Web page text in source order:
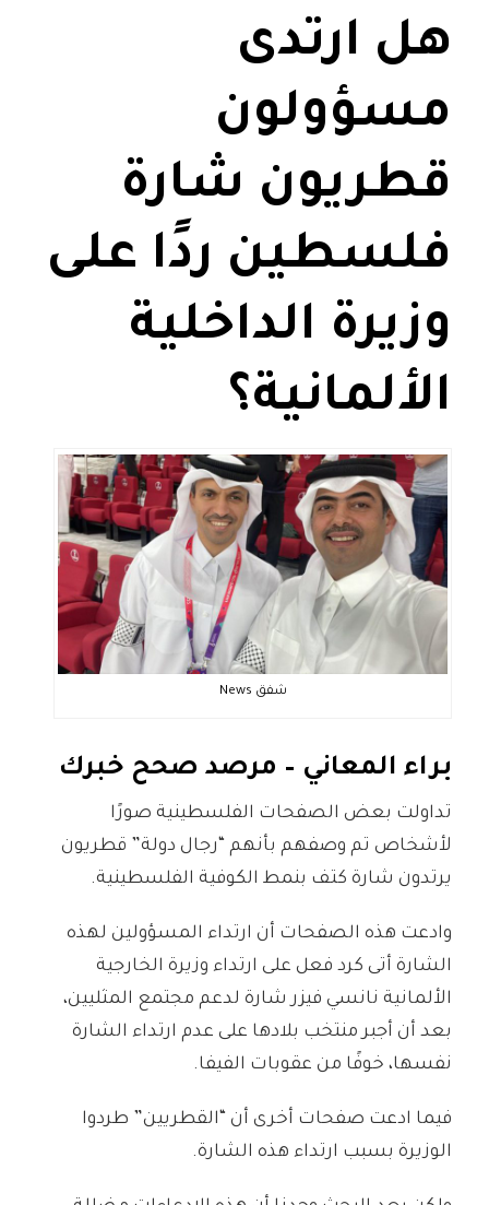
هل ارتدى
مسؤولون
قطريون شارة
فلسطين ردًا على
وزيرة الداخلية
الألمانية؟
شفق News
براء المعاني – مرصد صحح خبرك
تداولت بعض الصفحات الفلسطينية صورًا
لأشخاص تم وصفهم بأنهم “رجال دولة” قطريون
يرتدون شارة كتف بنمط الكوفية الفلسطينية.
وادعت هذه الصفحات أن ارتداء المسؤولين لهذه
الشارة أتى كرد فعل على ارتداء وزيرة الخارجية
الألمانية نانسي فيزر شارة لدعم مجتمع المثليين،
بعد أن أجبر منتخب بلادها على عدم ارتداء الشارة
نفسها، خوفًا من عقوبات الفيفا.
فيما ادعت صفحات أخرى أن “القطريين” طردوا
الوزيرة بسبب ارتداء هذه الشارة.